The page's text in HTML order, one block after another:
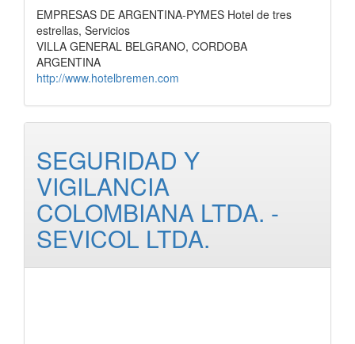
EMPRESAS DE ARGENTINA-PYMES Hotel de tres
estrellas, Servicios
VILLA GENERAL BELGRANO, CORDOBA
ARGENTINA
http://www.hotelbremen.com
SEGURIDAD Y
VIGILANCIA
COLOMBIANA LTDA. -
SEVICOL LTDA.